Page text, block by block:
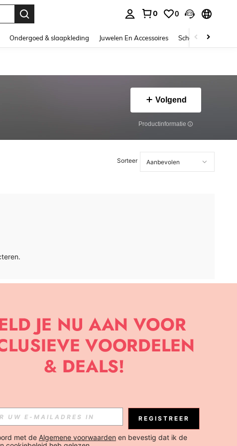
0 0
Ondergoed & slaapkleding Juwelen En Accessoires Schoonheid &
Volgend
Productinformatie
Sorteer
OM DE LAATSTE NIEUWE TRENDS EN KORTINGEN TE
ELK MOMENT).
REGISTREER
met de Algemene voorwaarden en bevestig dat ik de